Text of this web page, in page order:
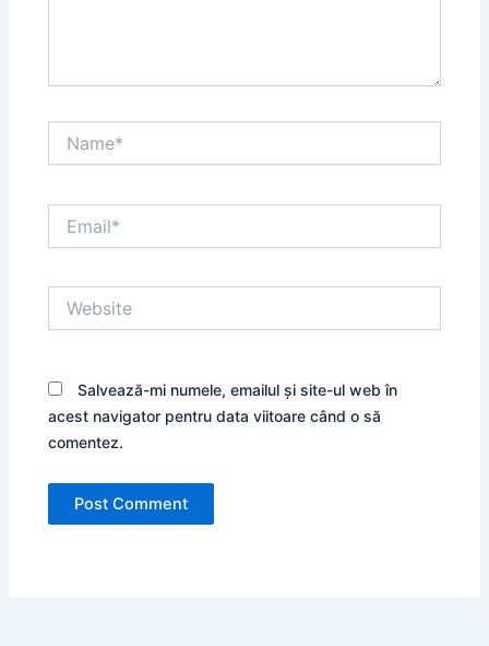
Salvează-mi numele, emailul și site-ul web în
acest navigator pentru data viitoare când o să
comentez.